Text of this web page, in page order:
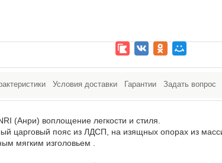
Условия доставки Гарантии Задать вопрос
(Анри) воплощение легкости и стиля.
царговый пояс из ЛДСП, на изящных опорах из
мягким изголовьем .